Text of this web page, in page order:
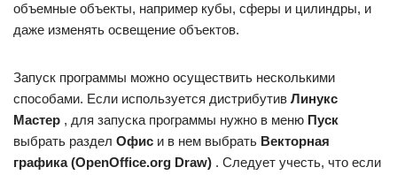
объемные объекты, например кубы, сферы и цилиндры, и
даже изменять освещение объектов.
Запуск программы можно осуществить несколькими
способами. Если используется дистрибутив Линукс
Мастер , для запуска программы нужно в меню Пуск
выбрать раздел Офис и в нем выбрать Векторная
графика (OpenOffice.org Draw) . Следует учесть, что если